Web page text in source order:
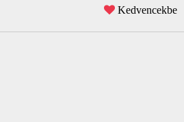
Kedvencekbe